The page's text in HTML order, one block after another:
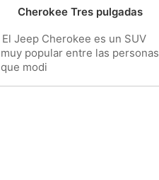
Cherokee Tres pulgadas
El Jeep Cherokee es un SUV
muy popular entre las personas
que modi